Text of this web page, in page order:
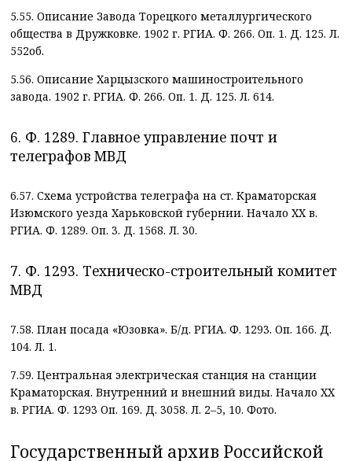
5.55. Описание Завода Торецкого металлургического
общества в Дружковке. 1902 г. РГИА. Ф. 266. Оп. 1. Д. 125. Л.
552об.
5.56. Описание Харцызского машиностроительного
завода. 1902 г. РГИА. Ф. 266. Оп. 1. Д. 125. Л. 614.
6. Ф. 1289. Главное управление почт и
телеграфов МВД
6.57. Схема устройства телеграфа на ст. Краматорская
Изюмского уезда Харьковской губернии. Начало XX в.
РГИА. Ф. 1289. Оп. 3. Д. 1568. Л. 30.
7. Ф. 1293. Техническо-строительный комитет
МВД
7.58. План посада «Юзовка». Б/д. РГИА. Ф. 1293. Оп. 166. Д.
104. Л. 1.
7.59. Центральная электрическая станция на станции
Краматорская. Внутренний и внешний виды. Начало XX
в. РГИА. Ф. 1293 Оп. 169. Д. 3058. Л. 2–5, 10. Фото.
Государственный архив Российской